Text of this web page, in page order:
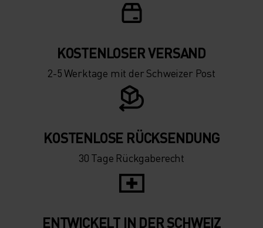
KOSTENLOSER VERSAND
2-5 Werktage mit der Schweizer Post
KOSTENLOSE RÜCKSENDUNG
30 Tage Rückgaberecht
ENTWICKELT IN DER SCHWEIZ